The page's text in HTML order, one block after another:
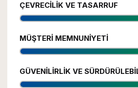
ÇEVRECILIK VE TASARRUF
MÜŞTERI MEMNUNIYETI
GÜVENILIRLIK VE